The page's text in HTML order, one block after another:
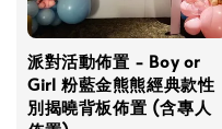
派對活動佈置 - Boy or
Girl 粉藍金熊熊經典款性
別揭曉背板佈置 (含專人